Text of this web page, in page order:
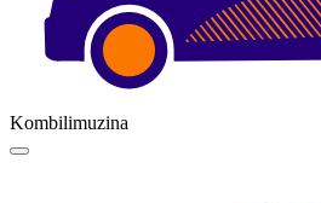
Kombilimuzina